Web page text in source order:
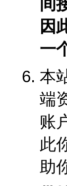
间
因
一
本
端
账
此
助